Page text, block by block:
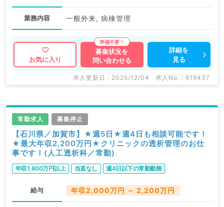
業務内容 一般外来, 病棟管理
お気に入り
募集状況を
問い合わせる
詳細を
見る
求人更新日 : 2025/12/04 求人No. : 619437
常勤求人 募集停止
【石川県／加賀市】★週5日★週4日も相談可能です！
★最大年収2,200万円★クリニックの透析管理のお仕
事です！(人工透析科／常勤)
年収1,800万円以上 当直なし 週4日以下の常勤勤務
給与 年収2,000万円 ～ 2,200万円